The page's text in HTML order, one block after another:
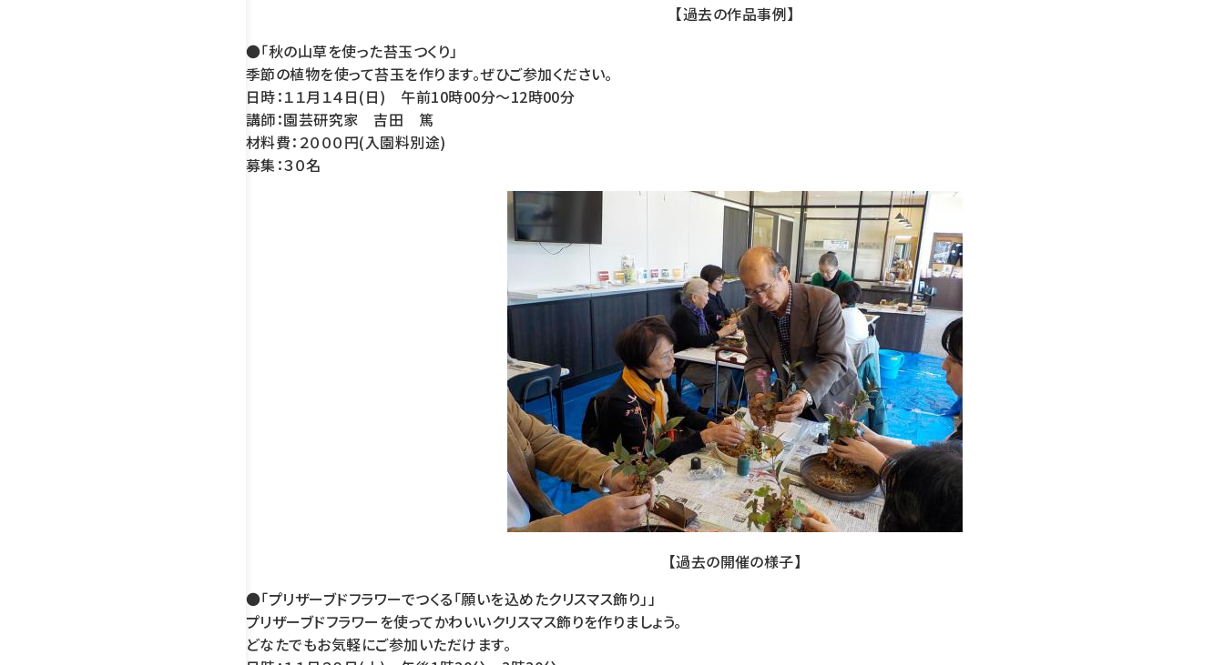
【過去の作品事例】
●「秋の山草を使った苔玉つくり」
季節の植物を使って苔玉を作ります。ぜひご参加ください。
日時：１１月１４日(日) 午前10時00分～12時00分
講師：園芸研究家 吉田 篤
材料費：２０００円(入園料別途)
募集：３０名
【過去の開催の様子】
●「プリザーブドフラワーでつくる「願いを込めたクリスマス飾り」」
プリザーブドフラワーを使ってかわいいクリスマス飾りを作りましょう。
どなたでもお気軽にご参加いただけます。